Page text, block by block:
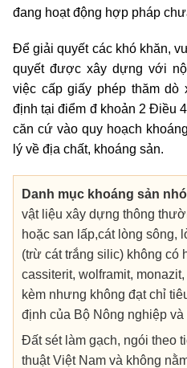
đang hoạt động hợp pháp
Để giải quyết các khó khăn,
quyết được xây dựng với
việc cấp giấy phép thăm dò
định tại điểm đ khoản 2 Điều
căn cứ vào quy hoạch
lý về địa chất, khoáng sản.
Danh mục khoáng sản
vật liệu xây dựng thông
hoặc san lấp,cát lòng sông,
(trừ cát trắng silic) không có
cassiterit, wolframit,
kèm nhưng không đạt chỉ
định của Bộ Nông nghiệp
Đất sét làm gạch, ngói theo
thuật Việt Nam và không